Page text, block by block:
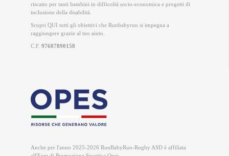
riscatto per tanti bambini in difficoltà socio-economica e progetti di
inclusione della disabilità.
Scopri QUI tutti gli obiettivi che Runbabyrun si impegna a
raggiungere grazie al tuo aiuto.
C.F. 97687890158
Anche per l'anno 2025-2026 RunBabyRun-Rugby ASD è affiliata